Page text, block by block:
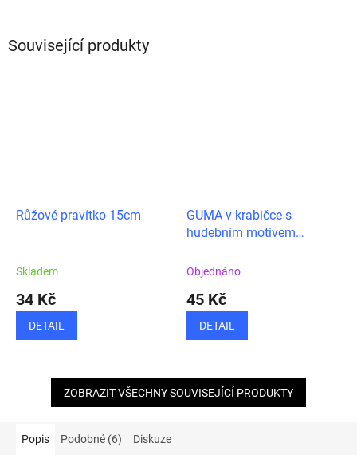
Související produkty
Růžové pravítko 15cm
Skladem
34 Kč
DETAIL
GUMA v krabičce s
hudebním motivem
Objednáno
45 Kč
DETAIL
ZOBRAZIT VŠECHNY SOUVISEJÍCÍ PRODUKTY
Popis Podobné (6) Diskuze